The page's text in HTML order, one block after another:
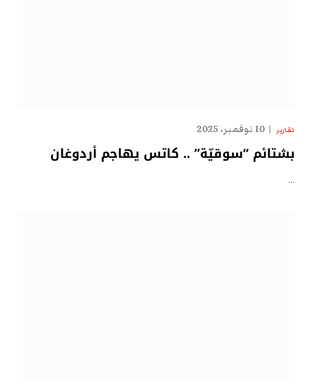
تقارير 10 نوفمبر، 2025
بشتائم “سوقيّة” .. كاتس يهاجم أردوغان
…